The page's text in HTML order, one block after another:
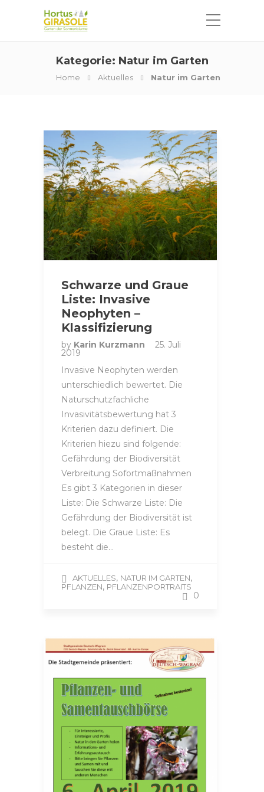
Kategorie: Natur im Garten
Home Aktuelles Natur im Garten
Schwarze und Graue
Liste: Invasive
Neophyten –
Klassifizierung
by Karin Kurzmann 25. Juli
2019
Invasive Neophyten werden
unterschiedlich bewertet. Die
Naturschutzfachliche
Invasivitätsbewertung hat 3
Kriterien dazu definiert. Die
Kriterien hiezu sind folgende:
Gefährdung der Biodiversität
Verbreitung Sofortmaßnahmen
Es gibt 3 Kategorien in dieser
Liste: Die Schwarze Liste: Die
Gefährdung der Biodiversität ist
belegt. Die Graue Liste: Es
besteht die…
AKTUELLES, NATUR IM GARTEN,
PFLANZEN, PFLANZENPORTRAITS
0